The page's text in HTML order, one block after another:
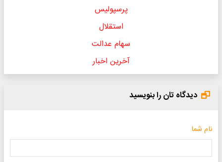
پرسپولیس
استقلال
سهام عدالت
آخرین اخبار
دیدگاه تان را بنویسید
نام شما